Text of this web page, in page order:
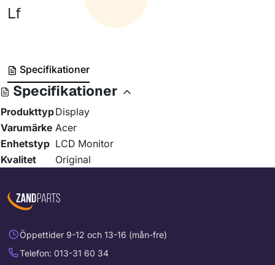
Lf
Specifikationer
Specifikationer
ProdukttypDisplay
Varumärke Acer
Enhetstyp LCD Monitor
Kvalitet
Original
Öppettider 9-12 och 13-16 (mån-fre)
Telefon: 013-31 60 34